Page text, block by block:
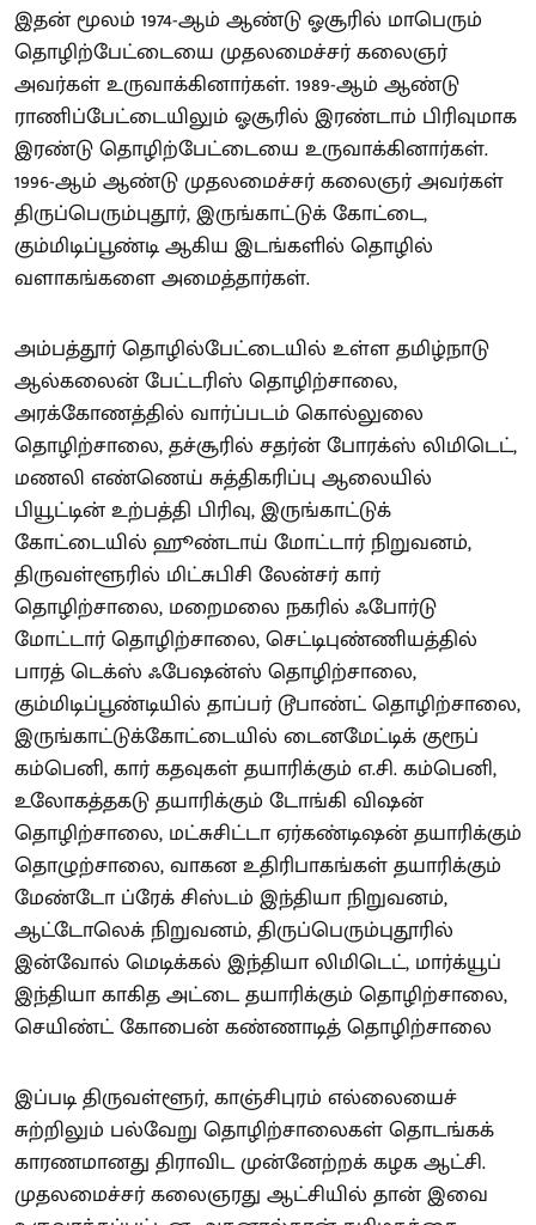
இதன் மூலம் 1974-ஆம் ஆண்டு ஓசூரில் மாபெரும்
தொழிற்பேட்டையை முதலமைச்சர் கலைஞர்
அவர்கள் உருவாக்கினார்கள். 1989-ஆம் ஆண்டு
ராணிப்பேட்டையிலும் ஓசூரில் இரண்டாம் பிரிவுமாக
இரண்டு தொழிற்பேட்டையை உருவாக்கினார்கள்.
1996-ஆம் ஆண்டு முதலமைச்சர் கலைஞர் அவர்கள்
திருப்பெரும்புதூர், இருங்காட்டுக் கோட்டை,
கும்மிடிப்பூண்டி ஆகிய இடங்களில் தொழில்
வளாகங்களை அமைத்தார்கள்.
அம்பத்தூர் தொழில்பேட்டையில் உள்ள தமிழ்நாடு
ஆல்கலைன் பேட்டரிஸ் தொழிற்சாலை,
அரக்கோணத்தில் வார்ப்படம் கொல்லுலை
தொழிற்சாலை, தச்சூரில் சதர்ன் போரக்ஸ் லிமிடெட்,
மணலி எண்ணெய் சுத்திகரிப்பு ஆலையில்
பியூட்டின் உற்பத்தி பிரிவு, இருங்காட்டுக்
கோட்டையில் ஹூண்டாய் மோட்டார் நிறுவனம்,
திருவள்ளூரில் மிட்சுபிசி லேன்சர் கார்
தொழிற்சாலை, மறைமலை நகரில் ஃபோர்டு
மோட்டார் தொழிற்சாலை, செட்டிபுண்ணியத்தில்
பாரத் டெக்ஸ் ஃபேஷன்ஸ் தொழிற்சாலை,
கும்மிடிப்பூண்டியில் தாப்பர் டூபாண்ட் தொழிற்சாலை,
இருங்காட்டுக்கோட்டையில் டைனமேட்டிக் குரூப்
கம்பெனி, கார் கதவுகள் தயாரிக்கும் எ.சி. கம்பெனி,
உலோகத்தகடு தயாரிக்கும் டோங்கி விஷன்
தொழிற்சாலை, மட்சுசிட்டா ஏர்கண்டிஷன் தயாரிக்கும்
தொழுற்சாலை, வாகன உதிரிபாகங்கள் தயாரிக்கும்
மேண்டோ ப்ரேக் சிஸ்டம் இந்தியா நிறுவனம்,
ஆட்டோலெக் நிறுவனம், திருப்பெரும்புதூரில்
இன்வோல் மெடிக்கல் இந்தியா லிமிடெட், மார்க்யூப்
இந்தியா காகித அட்டை தயாரிக்கும் தொழிற்சாலை,
செயிண்ட் கோபைன் கண்ணாடித் தொழிற்சாலை
இப்படி திருவள்ளூர், காஞ்சிபுரம் எல்லையைச்
சுற்றிலும் பல்வேறு தொழிற்சாலைகள் தொடங்கக்
காரணமானது திராவிட முன்னேற்றக் கழக ஆட்சி.
முதலமைச்சர் கலைஞரது ஆட்சியில் தான் இவை